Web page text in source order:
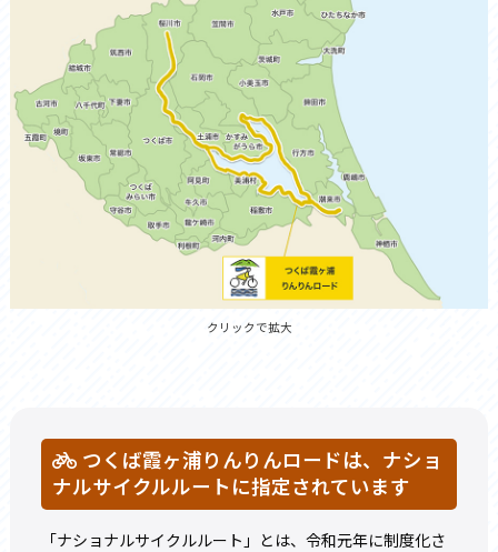
クリックで拡大
つくば霞ヶ浦りんりんロードは、ナショ
ナルサイクルルートに指定されています
「ナショナルサイクルルート」とは、令和元年に制度化さ